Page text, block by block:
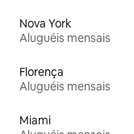
Nova York
Aluguéis mensais
Florença
Aluguéis mensais
Miami